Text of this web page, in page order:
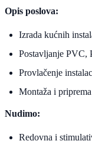
Opis poslova:
Izrada kućnih
Postavljanje
Provlačenje
Montaža i
Nudimo:
Redovna i